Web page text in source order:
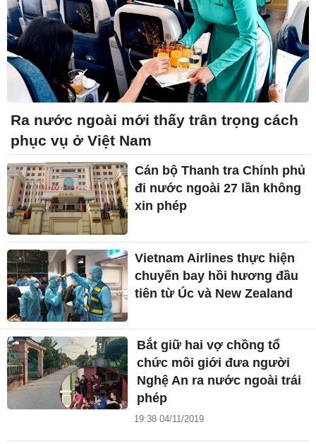
Ra nước ngoài mới thấy trân trọng cách
phục vụ ở Việt Nam
Cán bộ Thanh tra Chính phủ
đi nước ngoài 27 lần không
xin phép
Vietnam Airlines thực hiện
chuyến bay hồi hương đầu
tiên từ Úc và New Zealand
Bắt giữ hai vợ chồng tổ
chức môi giới đưa người
Nghệ An ra nước ngoài trái
phép
19:38 04/11/2019